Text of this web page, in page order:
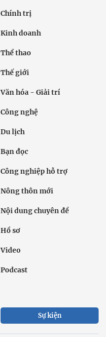
Chính trị
Kinh doanh
Thể thao
Thế giới
Văn hóa - Giải trí
Công nghệ
Du lịch
Bạn đọc
Công nghiệp hỗ trợ
Nông thôn mới
Nội dung chuyên đề
Hồ sơ
Video
Podcast
Sự kiện